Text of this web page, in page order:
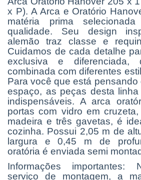
x P). A Arca e Oratório
matéria prima
qualidade. Seu design
alemão traz classe e
Cuidamos de cada detalhe
exclusiva e
combinada com diferentes
Para você que está pensando
espaço, as peças desta
indispensáveis. A arca
portas com vidro em
madeira e três gavetas, é
cozinha. Possui 2,05 m de
largura e 0,45 m de
oratória é enviada semi
Informações importantes:
serviço de montagem, a